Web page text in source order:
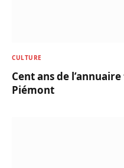
CULTURE
Cent ans de
Piémont